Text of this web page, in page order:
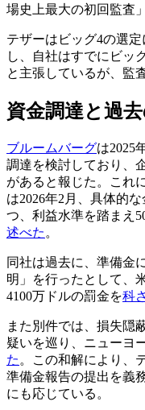
場史上最大の初回監査
テザーはビッグ4の選
し、自社はすでにビッ
と主張しているが、監
資金調達と過
ブルームバーグは2025
調達を検討しており、
があると報じた。これ
は2026年2月、具体的
つ、利益水準を踏まえ
述べた 。
同社は過去に、準備金
明」を行ったとして、
4100万ドルの罰金を科
また別件では、損失隠
疑いを巡り、ニューヨ
た 。この和解により、
準備金報告の提出を義
にも応じている。